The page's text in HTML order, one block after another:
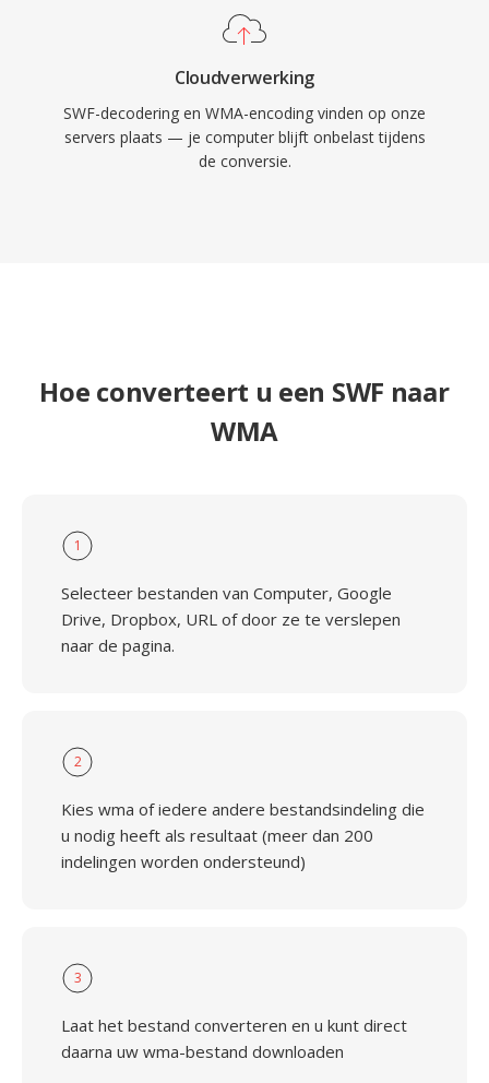
Cloudverwerking
SWF-decodering en WMA-encoding vinden op onze
servers plaats — je computer blijft onbelast tijdens
de conversie.
Hoe converteert u een SWF naar
WMA
1
Selecteer bestanden van Computer, Google
Drive, Dropbox, URL of door ze te verslepen
naar de pagina.
2
Kies wma of iedere andere bestandsindeling die
u nodig heeft als resultaat (meer dan 200
indelingen worden ondersteund)
3
Laat het bestand converteren en u kunt direct
daarna uw wma-bestand downloaden